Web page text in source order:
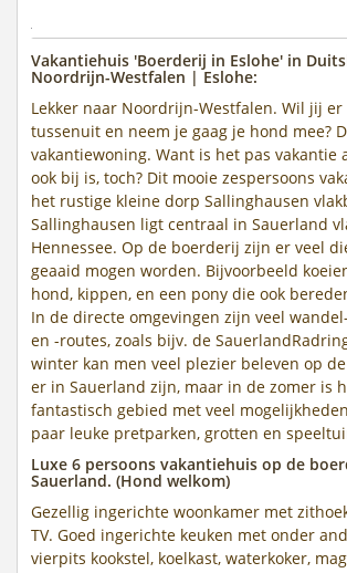
Vakantiehuis 'Boerderij in Eslohe' in
Noordrijn-Westfalen | Eslohe:
Lekker naar Noordrijn-Westfalen. Wil jij er
tussenuit en neem je gaag je hond mee?
vakantiewoning. Want is het pas vakantie
ook bij is, toch? Dit mooie zespersoons
het rustige kleine dorp Sallinghausen
Sallinghausen ligt centraal in Sauerland
Hennessee. Op de boerderij zijn er veel
geaaid mogen worden. Bijvoorbeeld
hond, kippen, en een pony die ook
In de directe omgevingen zijn veel
en -routes, zoals bijv. de
winter kan men veel plezier beleven op
er in Sauerland zijn, maar in de zomer is
fantastisch gebied met veel
paar leuke pretparken, grotten en
Luxe 6 persoons vakantiehuis op de
Sauerland. (Hond welkom)
Gezellig ingerichte woonkamer met
TV. Goed ingerichte keuken met onder
vierpits kookstel, koelkast, waterkoker,